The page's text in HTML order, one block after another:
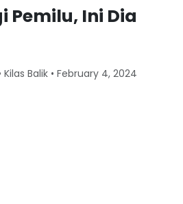
Pemilu, Ini Dia
Kilas Balik • February 4, 2024